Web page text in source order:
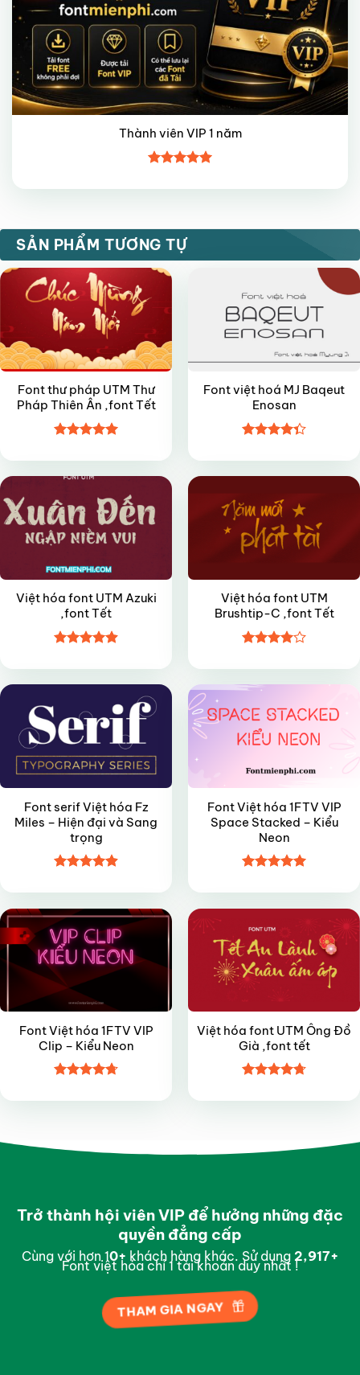
Thành viên VIP 1 năm
hạng55
SẢN PHẨM TƯƠNG TỰ
FREE
Font thư pháp UTM Thư
Pháp Thiên Ân ,font Tết
hạng55
sao
Font việt hoá MJ Baqeut
Enosan
hạng4.35
5 sao
Việt hóa font UTM Azuki
,font Tết
hạng4.95
sao
Việt hóa font UTM
Brushtip-C ,font Tết
xếp hạng
45 sao
Font serif Việt hóa Fz
Miles – Hiện đại và Sang
trọng
hạng4.95
Font Việt hóa 1FTV VIP
Space Stacked – Kiểu
Neon
hạng55
Font Việt hóa 1FTV VIP
Clip – Kiểu Neon
hạng4.75
Việt hóa font UTM Ông Đồ
Già ,font tết
hạng4.75
Trở thành hội viên VIP để hưởng những đặc
quyền đẳng cấp
Cùng với hơn 10+khách hàng khác. Sử dụng 2,993+
Font việt hóa chỉ 1 tài khoản duy nhất !
THAM GIA NGAY